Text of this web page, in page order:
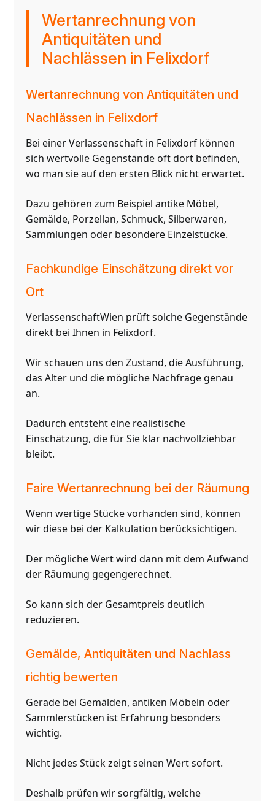
Wertanrechnung von
Antiquitäten und
Nachlässen in Felixdorf
Wertanrechnung von Antiquitäten und
Nachlässen in Felixdorf
Bei einer Verlassenschaft in Felixdorf können
sich wertvolle Gegenstände oft dort befinden,
wo man sie auf den ersten Blick nicht erwartet.
Dazu gehören zum Beispiel antike Möbel,
Gemälde, Porzellan, Schmuck, Silberwaren,
Sammlungen oder besondere Einzelstücke.
Fachkundige Einschätzung direkt vor
Ort
VerlassenschaftWien prüft solche Gegenstände
direkt bei Ihnen in Felixdorf.
Wir schauen uns den Zustand, die Ausführung,
das Alter und die mögliche Nachfrage genau
an.
Dadurch entsteht eine realistische
Einschätzung, die für Sie klar nachvollziehbar
bleibt.
Faire Wertanrechnung bei der Räumung
Wenn wertige Stücke vorhanden sind, können
wir diese bei der Kalkulation berücksichtigen.
Der mögliche Wert wird dann mit dem Aufwand
der Räumung gegengerechnet.
So kann sich der Gesamtpreis deutlich
reduzieren.
Gemälde, Antiquitäten und Nachlass
richtig bewerten
Gerade bei Gemälden, antiken Möbeln oder
Sammlerstücken ist Erfahrung besonders
wichtig.
Nicht jedes Stück zeigt seinen Wert sofort.
Deshalb prüfen wir sorgfältig, welche